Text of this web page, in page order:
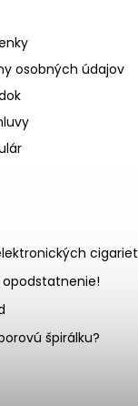
osobných údajov
cigariet
špirálku?